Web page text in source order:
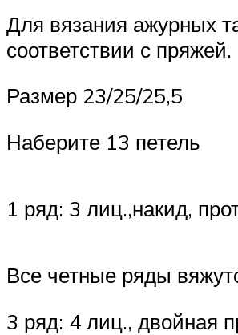
Для вязания ажурных
соответствии с пряжей.
Размер 23/25/25,5
Наберите 13 петель
1 ряд: 3 лиц.,накид,
Все четные ряды
3 ряд: 4 лиц., двойная